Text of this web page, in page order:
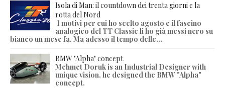
Isola di Man: il countdown dei trenta giorni e la
rotta del Nord
I motivi per cui ho scelto agosto e il fascino
analogico del TT Classic li ho già messi nero su
bianco un mese fa. Ma adesso il tempo delle...
BMW "Alpha" concept
Mehmet Doruk is an Industrial Designer with
unique vision, he designed the BMW "Alpha"
concept.